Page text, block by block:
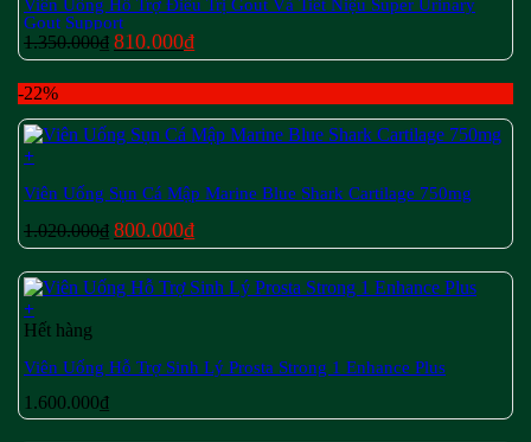
Viên Uống Hỗ Trợ Điều Trị Gout Và Tiết Niệu Super Urinary
Gout Support
1.350.000₫ Giá
gốc
là:
1.350.000₫.
810.000₫Giá
hiện
tại
là:
810.000₫.
-22%
+
Viên Uống Sụn Cá Mập Marine Blue Shark Cartilage 750mg
1.020.000₫ Giá
gốc
là:
1.020.000₫.
800.000₫Giá
hiện
tại
là:
+
Hết hàng
Viên Uống Hỗ Trợ Sinh Lý Prosta Strong 1 Enhance Plus
1.600.000₫